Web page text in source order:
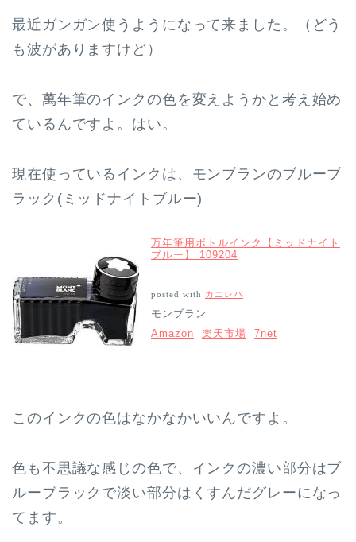
最近ガンガン使うようになって来ました。（どう
も波がありますけど）
で、萬年筆のインクの色を変えようかと考え始め
ているんですよ。はい。
現在使っているインクは、モンブランのブルーブ
ラック(ミッドナイトブルー)
万年筆用ボトルインク【ミッドナイト
ブルー】 109204
posted with カエレバ
モンブラン
Amazon
楽天市場 7net
このインクの色はなかなかいいんですよ。
色も不思議な感じの色で、インクの濃い部分はブ
ルーブラックで淡い部分はくすんだグレーになっ
てます。